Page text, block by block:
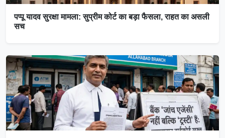
पप्पू यादव सुरक्षा मामला: सुप्रीम कोर्ट का बड़ा फैसला, राहत का असली
सच